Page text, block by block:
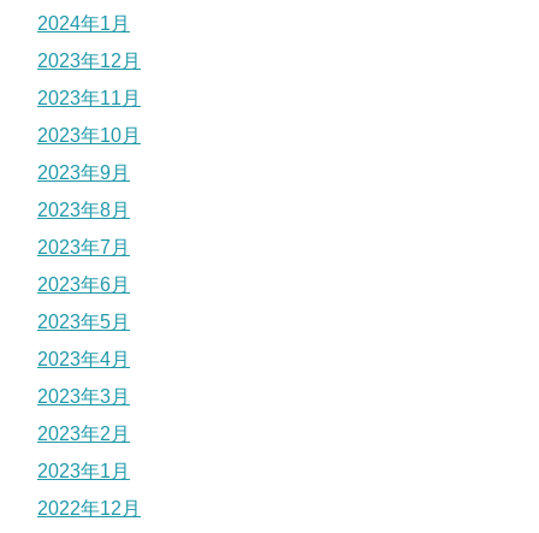
2024年1月
2023年12月
2023年11月
2023年10月
2023年9月
2023年8月
2023年7月
2023年6月
2023年5月
2023年4月
2023年3月
2023年2月
2023年1月
2022年12月